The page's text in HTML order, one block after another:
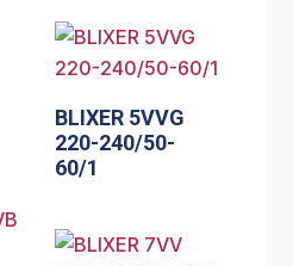
BLIXER 5VVG
220-240/50-
60/1